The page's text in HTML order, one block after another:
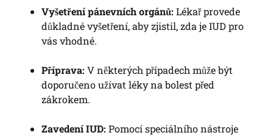
Vyšetření pánevních orgánů: Lékař provede
důkladné vyšetření, aby zjistil, zda je IUD pro
vás vhodné.
Příprava: V některých případech může být
doporučeno užívat léky na bolest před
zákrokem.
Zavedení IUD: Pomocí speciálního nástroje